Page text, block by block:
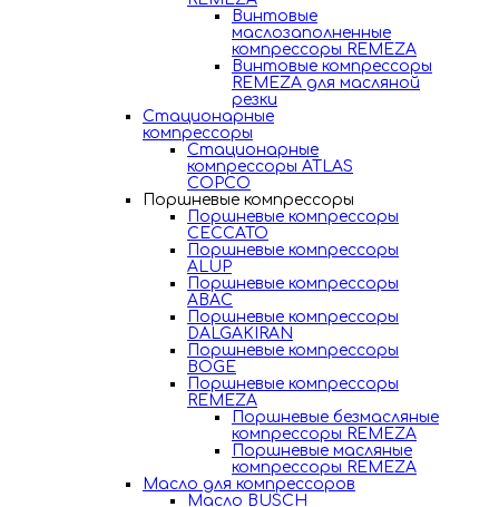
Винтовые
маслозаполненные
компрессоры REMEZA
Винтовые компрессоры
REMEZA для масляной
резки
Стационарные
компрессоры
Стационарные
компрессоры ATLAS
COPCO
Поршневые компрессоры
Поршневые компрессоры
CECCATO
Поршневые компрессоры
ALUP
Поршневые компрессоры
ABAC
Поршневые компрессоры
DALGAKIRAN
Поршневые компрессоры
BOGE
Поршневые компрессоры
REMEZA
Поршневые безмасляные
компрессоры REMEZA
Поршневые масляные
компрессоры REMEZA
Масло для компрессоров
Масло BUSCH